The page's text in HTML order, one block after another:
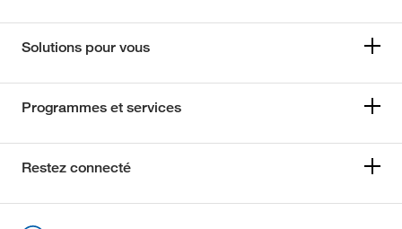
Solutions pour vous
Programmes et services
Restez connecté